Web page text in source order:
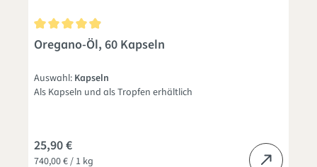
Durchschnittliche Bewertung von 4.9 von 5 Sternen
Oregano-Öl, 60 Kapseln
Auswahl: Kapseln
Als Kapseln und als Tropfen erhältlich
740,00 € / 1 kg
25,90 €